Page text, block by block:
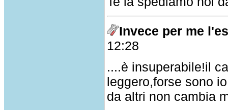
Invece per me
12:28
....è insuperabile!il
leggero,forse sono
da altri non cambia